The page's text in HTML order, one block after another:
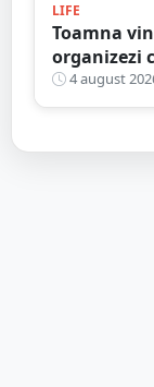
LIFE
Toamna
organizezi
fără să dai
4 august